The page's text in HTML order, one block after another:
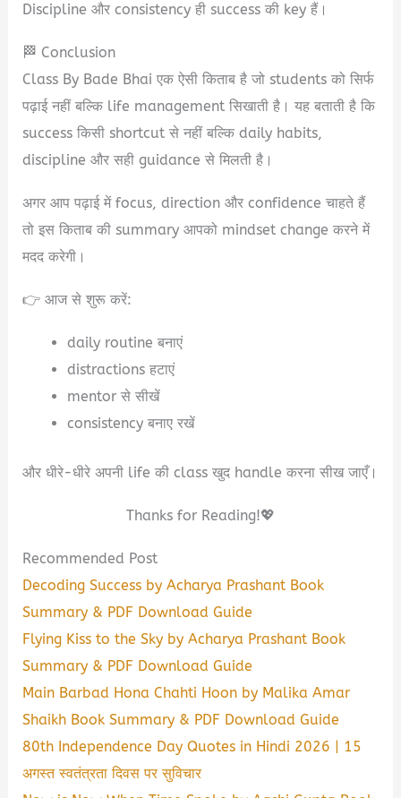
Discipline और consistency ही success की key हैं।
🏁 Conclusion
Class By Bade Bhai एक ऐसी किताब है जो students को सिर्फ
पढ़ाई नहीं बल्कि life management सिखाती है। यह बताती है कि
success किसी shortcut से नहीं बल्कि daily habits,
discipline और सही guidance से मिलती है।
अगर आप पढ़ाई में focus, direction और confidence चाहते हैं
तो इस किताब की summary आपको mindset change करने में
मदद करेगी।
👉 आज से शुरू करें:
daily routine बनाएं
distractions हटाएं
mentor से सीखें
consistency बनाए रखें
और धीरे-धीरे अपनी life की class खुद handle करना सीख जाएँ।
Thanks for Reading!💖
Recommended Post
Decoding Success by Acharya Prashant Book
Summary & PDF Download Guide
Flying Kiss to the Sky by Acharya Prashant Book
Summary & PDF Download Guide
Main Barbad Hona Chahti Hoon by Malika Amar
Shaikh Book Summary & PDF Download Guide
80th Independence Day Quotes in Hindi 2026 | 15
अगस्त स्वतंत्रता दिवस पर सुविचार